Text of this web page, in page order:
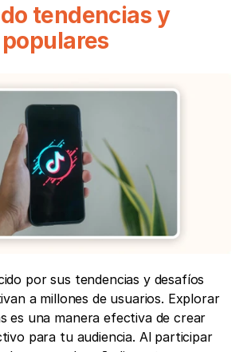
tendencias y
por sus tendencias y desafíos
a millones de usuarios. Explorar
es una manera efectiva de crear
para tu audiencia. Al participar